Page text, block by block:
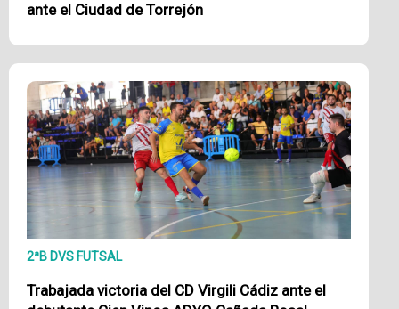
ante el Ciudad de Torrejón
2ªB DVS FUTSAL
Trabajada victoria del CD Virgili Cádiz ante el